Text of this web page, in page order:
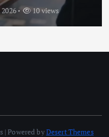
9 views
| Powered byDesert Themes